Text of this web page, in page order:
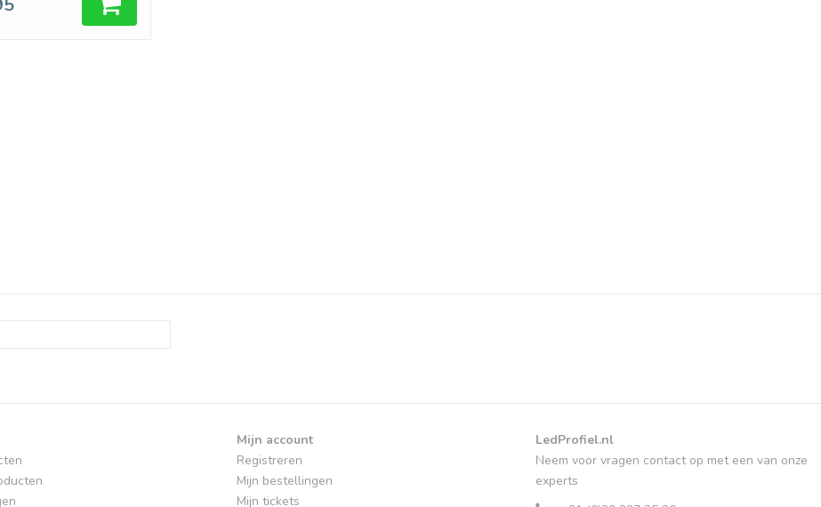
Mijn account
Registreren
Mijn bestellingen
Mijn tickets
LedProfiel.nl
Neem voor vragen contact op met een van onze
experts